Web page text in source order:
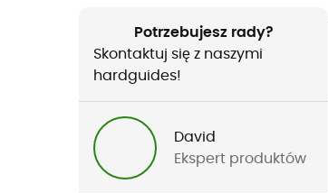
Potrzebujesz rady?
Skontaktuj się z naszymi
hardguides!
David
Ekspert produktów